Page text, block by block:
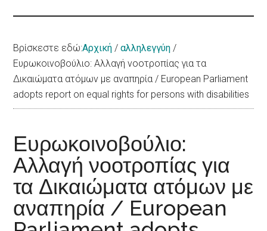
Βρίσκεστε εδώ:Αρχική / αλληλεγγύη /
Ευρωκοινοβούλιο: Αλλαγή νοοτροπίας για τα
Δικαιώματα ατόμων με αναπηρία / European Parliament
adopts report on equal rights for persons with disabilities
Ευρωκοινοβούλιο:
Αλλαγή νοοτροπίας για
τα Δικαιώματα ατόμων με
αναπηρία / European